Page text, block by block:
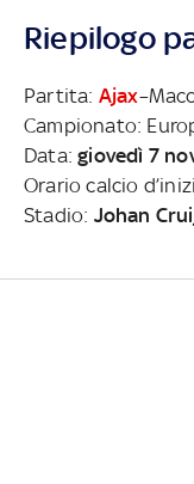
Riepilogo
Partita: Ajax
Campionato:
Data:giovedì 7
Orario calcio
Stadio: Johan